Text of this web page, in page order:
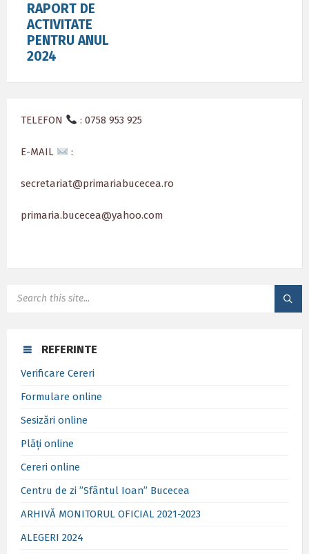
RAPORT DE
ACTIVITATE
PENTRU ANUL
2024
TELEFON : 0758 953 925
E-MAIL :
secretariat@primariabucecea.ro
primaria.bucecea@yahoo.com
REFERINTE
Verificare Cereri
Formulare online
Sesizări online
Plăți online
Cereri online
Centru de zi ”Sfântul Ioan” Bucecea
ARHIVĂ MONITORUL OFICIAL 2021-2023
ALEGERI 2024